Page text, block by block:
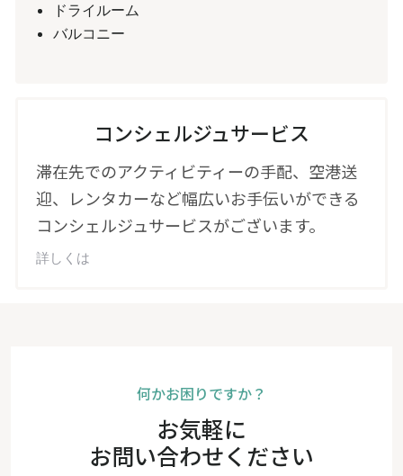
ドライルーム
バルコニー
コンシェルジュサービス
滞在先でのアクティビティーの手配、空港送
迎、レンタカーなど幅広いお手伝いができる
コンシェルジュサービスがございます。
詳しくは
何かお困りですか？
お気軽に
お問い合わせください